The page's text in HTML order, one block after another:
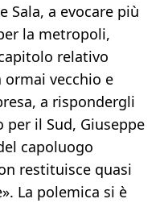
Sala, a evocare più
la metropoli,
relativo
ormai vecchio e
a rispondergli
il Sud, Giuseppe
capoluogo
restituisce quasi
La polemica si è